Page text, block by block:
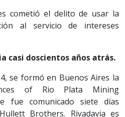
cometió el delito de usar la
al servicio de intereses
casi doscientos años atrás.
se formó en Buenos Aires la
of Rio Plata Mining
fue comunicado siete días
Brothers. Rivadavia es